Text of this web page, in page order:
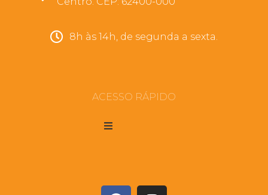
8h às 14h, de segunda a sexta.
ACESSO RÁPIDO